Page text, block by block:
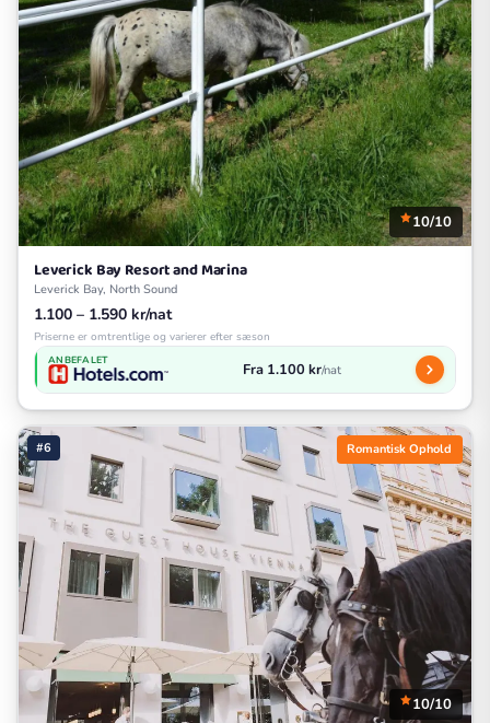
10/10
Leverick Bay Resort and Marina
Leverick Bay, North Sound
1.100 – 1.590 kr/nat
Priserne er omtrentlige og varierer efter sæson
ANBEFALET Fra 1.100 kr/nat
#6 Romantisk Ophold
10/10